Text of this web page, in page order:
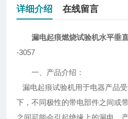
详细介绍 在线留言
漏电起痕燃烧试验机水平垂
-3057
一、产品
漏电起痕试验机用于电器产品
下，不同极性的带电部件之间或